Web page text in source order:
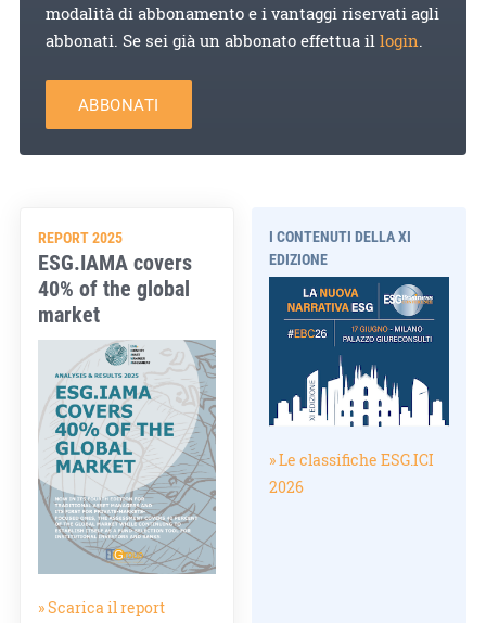
modalità di abbonamento e i vantaggi riservati agli
abbonati. Se sei già un abbonato effettua illogin.
ABBONATI
REPORT 2025
ESG.IAMA covers
40% of the global
market
» Scarica il report
I CONTENUTI DELLA XI
EDIZIONE
» Le classifiche ESG.ICI
2026